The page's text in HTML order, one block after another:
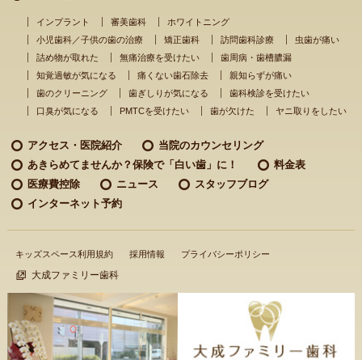
インプラント 審美歯科
ホワイトニング
小児歯科／子供の歯の治療
矯正歯科 訪問歯科診療
虫歯が痛い
詰め物が取れた
無痛治療を受けたい
歯周病・歯槽膿漏
知覚過敏が気になる
痛くない歯石除去
親知らずが痛い
歯のクリーニング
歯ぎしりが気になる
歯科検診を受けたい
口臭が気になる
PMTCを受けたい 歯が欠けた ヤニ取りをしたい
アクセス・医院紹介
当院のカウンセリング
あきらめてませんか？ 保険で「白い歯」に！
料金表
医療費控除
ニュース
スタッフブログ
インターネット予約
キッズスペース利用規約 採用情報 プライバシーポリシー
大成ファミリー歯科